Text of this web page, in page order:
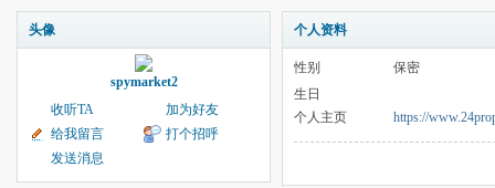
头像
spymarket2
收听TA
加为好友
给我留言
打个招呼
发送消息
个人资料
性别
保密
生日
个人主页
https://